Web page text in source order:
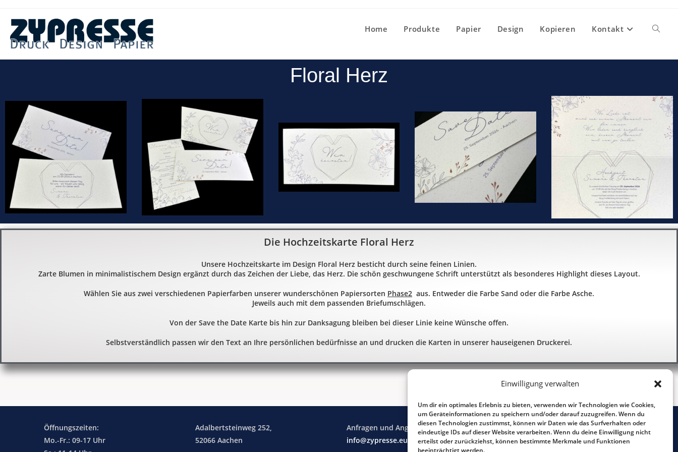
Einwilligung verwalten
Um dir ein optimales Erlebnis zu bieten, verwenden wir Technologien wie Cookies,
um Geräteinformationen zu speichern und/oder darauf zuzugreifen. Wenn du
diesen Technologien zustimmst, können wir Daten wie das Surfverhalten oder
eindeutige IDs auf dieser Website verarbeiten. Wenn du deine Einwilligung nicht
erteilst oder zurückziehst, können bestimmte Merkmale und Funktionen
beeinträchtigt werden.
Home Produkte Papier Design Kopieren Kontakt
Floral Herz
Die Hochzeitskarte Floral Herz
Unsere Hochzeitskarte im Design Floral Herz besticht durch seine feinen Linien.
Zarte Blumen in minimalistischem Design ergänzt durch das Zeichen der Liebe, das Herz. Die schön geschwungene Schrift unterstützt als besonderes Highlight dieses Layout.
Wählen Sie aus zwei verschiedenen Papierfarben unserer wunderschönen Papiersorten Phase2 aus. Entweder die Farbe Sand oder die Farbe Asche.
Jeweils auch mit dem passenden Briefumschlägen.
Von der Save the Date Karte bis hin zur Danksagung bleiben bei dieser Linie keine Wünsche offen.
Selbstverständlich passen wir den Text an Ihre persönlichen bedürfnisse an und drucken die Karten in unserer hauseigenen Druckerei.
Öffnungszeiten:
Mo.-Fr.: 09-17 Uhr
Adalbertsteinweg 252,
52066 Aachen
Anfragen und Angebote:
info@zypresse.eu
Tel.: 0241 - 90 26 93